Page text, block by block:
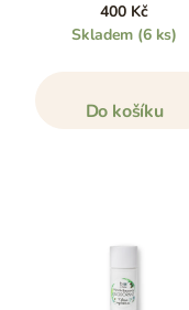
400 Kč
Skladem (6 ks)
Do košíku